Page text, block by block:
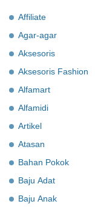
Affiliate
Agar-agar
Aksesoris
Aksesoris Fashion
Alfamart
Alfamidi
Artikel
Atasan
Bahan Pokok
Baju Adat
Baju Anak